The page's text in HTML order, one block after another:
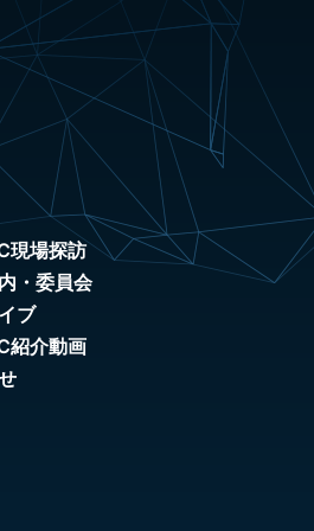
現場探訪
・委員会
ブ
紹介動画